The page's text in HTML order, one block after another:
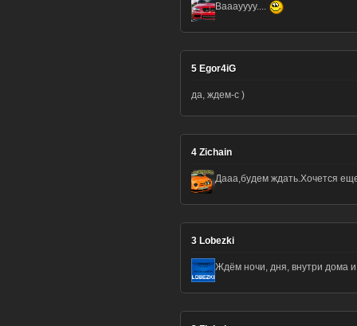
Вааауууу....
5 Egor4iG
да, ждем-с )
4 Zichain
Дааа,будем ждать.Хочется
3 Lobezki
Ждём ночи, дня, внутри дома